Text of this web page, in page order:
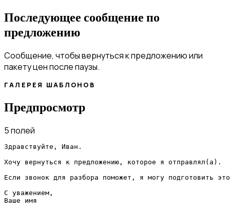
Последующее сообщение по
предложению
Сообщение, чтобы вернуться к предложению или
пакету цен после паузы.
ГАЛЕРЕЯ ШАБЛОНОВ
Предпросмотр
5 полей
Здравствуйте, Иван.
Хочу вернуться к предложению, которое я отправлял(а).
Если звонок для разбора поможет, я могу подготовить
С уважением,
Ваше имя